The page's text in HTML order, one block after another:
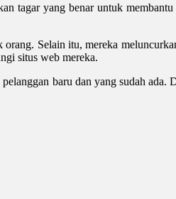
tagar yang benar untuk
Selain itu, mereka
situs web mereka.
baru dan yang sudah ada.